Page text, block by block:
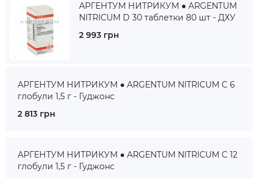
АРГЕНТУМ НИТРИКУМ ● ARGENTUM
NITRICUM D 30 таблетки 80 шт - ДХУ
2 993 грн
АРГЕНТУМ НИТРИКУМ ● ARGENTUM NITRICUM C 6
глобули 1,5 г - Гуджонс
2 813 грн
АРГЕНТУМ НИТРИКУМ ● ARGENTUM NITRICUM C 12
глобули 1,5 г - Гуджонс